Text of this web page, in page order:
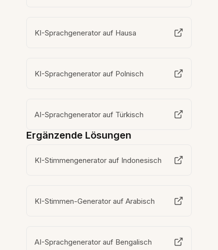
KI-Sprachgenerator auf Hausa
KI-Sprachgenerator auf Polnisch
AI-Sprachgenerator auf Türkisch
Ergänzende Lösungen
KI-Stimmengenerator auf Indonesisch
KI-Stimmen-Generator auf Arabisch
AI-Sprachgenerator auf Bengalisch